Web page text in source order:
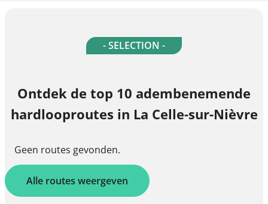
- SELECTION -
Ontdek de top 10 adembenemende
hardlooproutes in La Celle-sur-Nièvre
Geen routes gevonden.
Alle routes weergeven